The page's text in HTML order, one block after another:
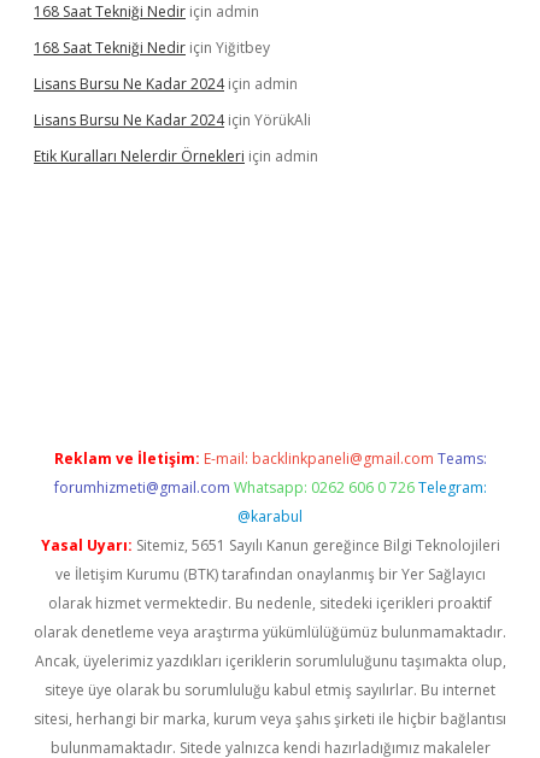
168 Saat Tekniği Nedir için admin
168 Saat Tekniği Nedir için Yiğitbey
Lisans Bursu Ne Kadar 2024için admin
Lisans Bursu Ne Kadar 2024için YörükAli
Etik Kuralları Nelerdir Örnekleri için admin
Reklam ve İletişim: E-mail: backlinkpaneli@gmail.com Teams:
forumhizmeti@gmail.com Whatsapp: 0262 606 0 726 Telegram:
@karabul
Yasal Uyarı: Sitemiz, 5651 Sayılı Kanun gereğince Bilgi Teknolojileri
ve İletişim Kurumu (BTK) tarafından onaylanmış bir Yer Sağlayıcı
olarak hizmet vermektedir. Bu nedenle, sitedeki içerikleri proaktif
olarak denetleme veya araştırma yükümlülüğümüz bulunmamaktadır.
Ancak, üyelerimiz yazdıkları içeriklerin sorumluluğunu taşımakta olup,
siteye üye olarak bu sorumluluğu kabul etmiş sayılırlar. Bu internet
sitesi, herhangi bir marka, kurum veya şahıs şirketi ile hiçbir bağlantısı
bulunmamaktadır. Sitede yalnızca kendi hazırladığımız makaleler